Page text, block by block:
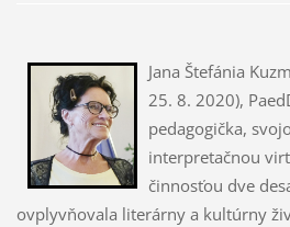
Jana Štefánia
25. 8. 2020),
pedagogička,
interpretačnou
činnosťou dve
ovplyvňovala literárny a kultúrny